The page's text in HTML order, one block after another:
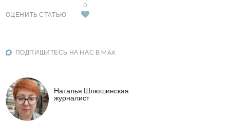
ОЦЕНИТЬ СТАТЬЮ
0
ПОДПИШИТЕСЬ НА НАС В MAX
Наталья Шлюшинская
журналист